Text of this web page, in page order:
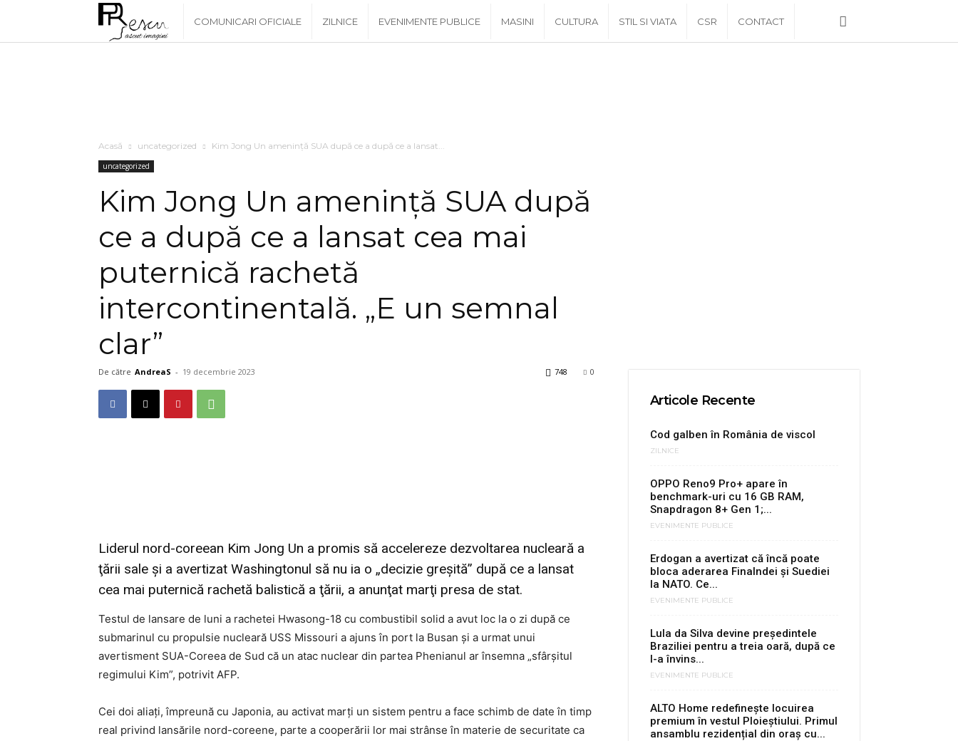
www.PRescu.ro
COMUNICARI OFICIALE ZILNICE EVENIMENTE PUBLICE MASINI CULTURA STIL SI VIATA CSR CONTACT
Acasă uncategorized Kim Jong Un amenință SUA după ce a după ce a lansat...
uncategorized
Kim Jong Un amenință SUA după
ce a după ce a lansat cea mai
puternică rachetă
intercontinentală. „E un semnal
clar”
De către AndreaS - 19 decembrie 2023 0
748
Liderul nord-coreean Kim Jong Un a promis să accelereze dezvoltarea nucleară a
ţării sale şi a avertizat Washingtonul să nu ia o „decizie greşită” după ce a lansat
cea mai puternică rachetă balistică a ţării, a anunţat marţi presa de stat.
Testul de lansare de luni a rachetei Hwasong-18 cu combustibil solid a avut loc la o zi după ce
submarinul cu propulsie nucleară USS Missouri a ajuns în port la Busan şi a urmat unui
avertisment SUA-Coreea de Sud că un atac nuclear din partea Phenianul ar însemna „sfârşitul
regimului Kim”, potrivit AFP.
Cei doi aliaţi, împreună cu Japonia, au activat marţi un sistem pentru a face schimb de date în timp
real privind lansările nord-coreene, parte a cooperării lor mai strânse în materie de securitate ca
Articole Recente
Cod galben în România de viscol
ZILNICE
OPPO Reno9 Pro+ apare în
benchmark-uri cu 16 GB RAM,
Snapdragon 8+ Gen 1;...
EVENIMENTE PUBLICE
Erdogan a avertizat că încă poate
bloca aderarea Finalndei şi Suediei
la NATO. Ce...
EVENIMENTE PUBLICE
Lula da Silva devine președintele
Braziliei pentru a treia oară, după ce
l-a învins...
EVENIMENTE PUBLICE
ALTO Home redefinește locuirea
premium în vestul Ploieștiului. Primul
ansamblu rezidențial din oraș cu...